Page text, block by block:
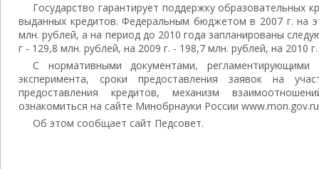
Государство гарантирует поддержку образовательных
выданных кредитов. Федеральным бюджетом в 2007 г. на
млн. рублей, а на период до 2010 года запланированы
г - 129,8 млн. рублей, на 2009 г. - 198,7 млн. рублей, на 2010
С нормативными документами, регламентирующими
эксперимента, сроки предоставления заявок на
предоставления кредитов, механизм
ознакомиться на сайте Минобрнауки России
Об этом сообщает сайт Педсовет.